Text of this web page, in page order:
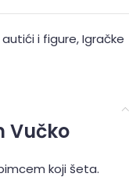
autići i figure,Igračke
Vučko
koji šeta.